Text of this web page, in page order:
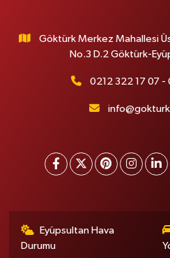
Göktürk Merkez Mahallesi
No.3 D.2 Göktürk-
0212 322 17 07
Eyüpsultan Hava
Durumu